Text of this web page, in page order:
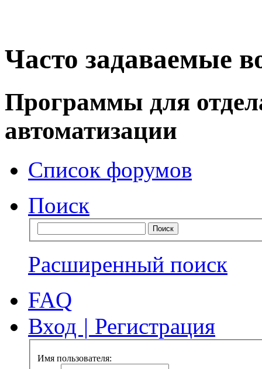
Часто задаваемые
Программы для
автоматизации
Список форумов
Поиск
Расширенный поиск
FAQ
Вход | Регистрация
Имя пользователя: